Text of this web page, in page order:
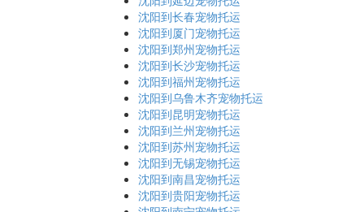
沈阳到长春宠物托运
沈阳到厦门宠物托运
沈阳到郑州宠物托运
沈阳到长沙宠物托运
沈阳到福州宠物托运
沈阳到乌鲁木齐宠物托运
沈阳到昆明宠物托运
沈阳到兰州宠物托运
沈阳到苏州宠物托运
沈阳到无锡宠物托运
沈阳到南昌宠物托运
沈阳到贵阳宠物托运